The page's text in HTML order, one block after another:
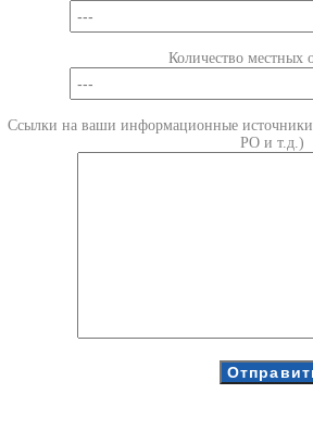
Количество местных
Ссылки на ваши информационные
РО и т.д.)